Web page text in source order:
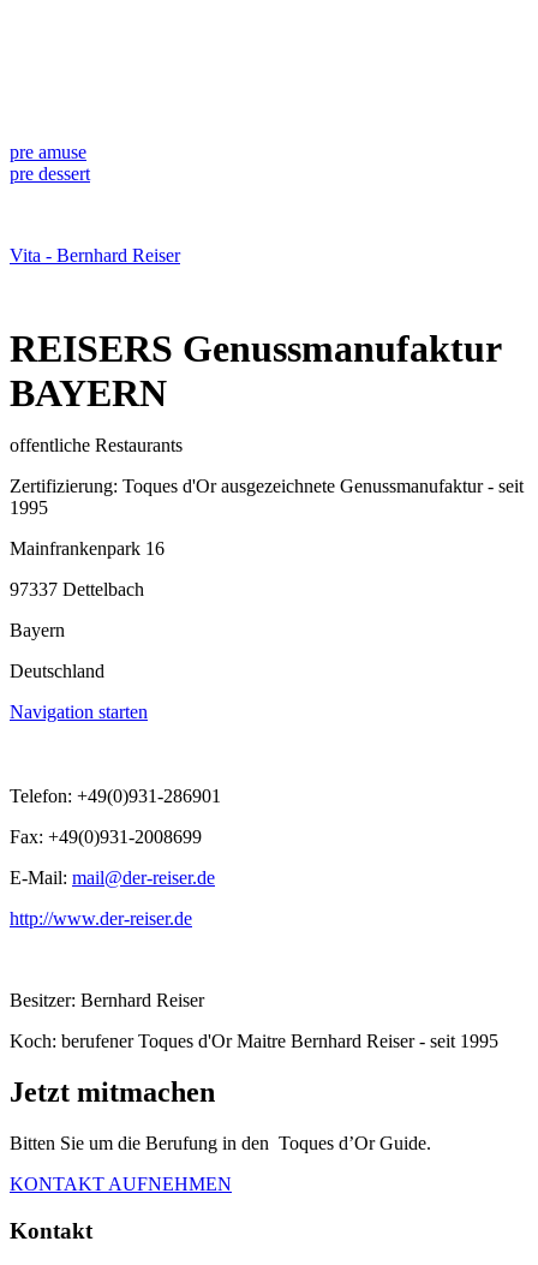
pre amuse
pre dessert
Vita - Bernhard Reiser
REISERS Genussmanufaktur
BAYERN
offentliche Restaurants
Zertifizierung: Toques d'Or ausgezeichnete Genussmanufaktur - seit
1995
Mainfrankenpark 16
97337 Dettelbach
Bayern
Deutschland
Navigation starten
Telefon: +49(0)931-286901
Fax: +49(0)931-2008699
E-Mail: mail@der-reiser.de
http://www.der-reiser.de
Besitzer: Bernhard Reiser
Koch: berufener Toques d'Or Maitre Bernhard Reiser - seit 1995
Jetzt mitmachen
Bitten Sie um die Berufung in den Toques d’Or Guide.
KONTAKT AUFNEHMEN
Kontakt